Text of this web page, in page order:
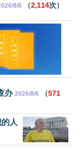
8/6 （2,114次）
办 2026/8/6 （571
人